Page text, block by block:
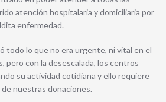
atención hospitalaria y domiciliaria por
enfermedad.
todo lo que no era urgente, ni vital en el
pero con la desescalada, los centros
su actividad cotidiana y ello requiere
nuestras donaciones.